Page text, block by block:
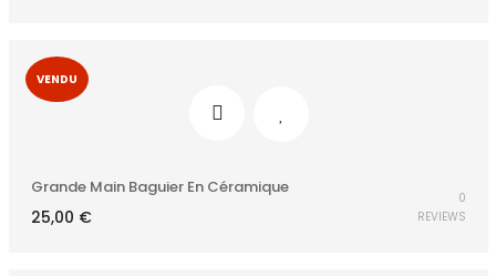
VENDU
Grande Main Baguier En Céramique
25,00 €
0
REVIEWS